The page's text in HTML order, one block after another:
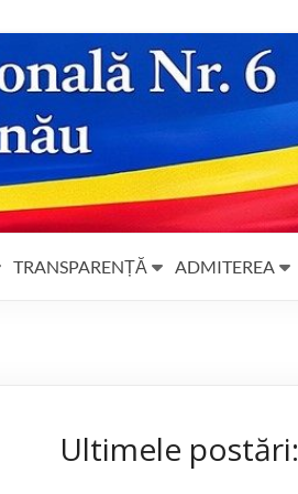
TRANSPARENȚĂ ADMITEREA
Ultimele postări: